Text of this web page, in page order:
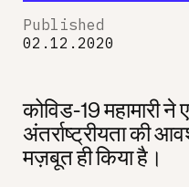
कोविड-19 महामारी
अंतर्राष्ट्रीयता की
मज़बूत ही किया है।
Published
02.12.2020